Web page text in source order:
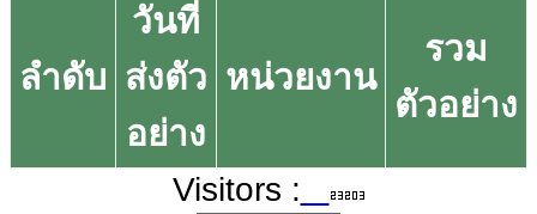
ลำดับ
วันที่
ส่งตัว
อย่าง
หน่วยงาน
รวม
ตัวอย่าง
Visitors :